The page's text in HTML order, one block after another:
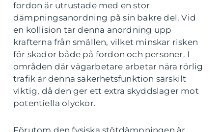
fordon är utrustade med en stor
dämpningsanordning på sin bakre del. Vid
en kollision tar denna anordning upp
krafterna från smällen, vilket minskar risken
för skador både på fordon och personer. I
områden där vägarbetare arbetar nära rörlig
trafik är denna säkerhetsfunktion särskilt
viktig, då den ger ett extra skyddslager mot
potentiella olyckor.
Förutom den fysiska stötdämpningen är